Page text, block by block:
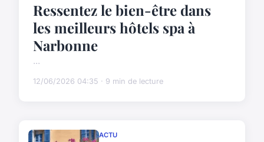
Ressentez le bien-être dans
les meilleurs hôtels spa à
Narbonne
...
12/06/2026 04:35 · 9 min de lecture
ACTU